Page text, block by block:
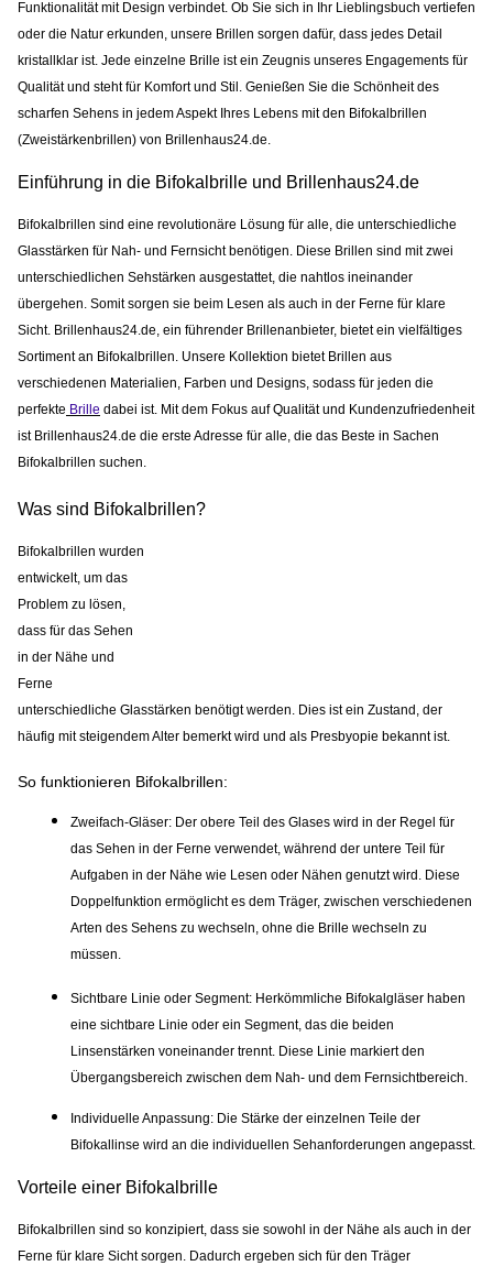
Funktionalität mit Design verbindet. Ob Sie sich in Ihr Lieblingsbuch vertiefen
oder die Natur erkunden, unsere Brillen sorgen dafür, dass jedes Detail
kristallklar ist. Jede einzelne Brille ist ein Zeugnis unseres Engagements für
Qualität und steht für Komfort und Stil. Genießen Sie die Schönheit des
scharfen Sehens in jedem Aspekt Ihres Lebens mit den Bifokalbrillen
(Zweistärkenbrillen) von Brillenhaus24.de.
Einführung in die Bifokalbrille und Brillenhaus24.de
Bifokalbrillen sind eine revolutionäre Lösung für alle, die unterschiedliche
Glasstärken für Nah- und Fernsicht benötigen. Diese Brillen sind mit zwei
unterschiedlichen Sehstärken ausgestattet, die nahtlos ineinander
übergehen. Somit sorgen sie beim Lesen als auch in der Ferne für klare
Sicht. Brillenhaus24.de, ein führender Brillenanbieter, bietet ein vielfältiges
Sortiment an Bifokalbrillen. Unsere Kollektion bietet Brillen aus
verschiedenen Materialien, Farben und Designs, sodass für jeden die
perfekte Brille dabei ist. Mit dem Fokus auf Qualität und Kundenzufriedenheit
ist Brillenhaus24.de die erste Adresse für alle, die das Beste in Sachen
Bifokalbrillen suchen.
Was sind Bifokalbrillen?
Bifokalbrillen wurden
entwickelt, um das
Problem zu lösen,
dass für das Sehen
in der Nähe und
Ferne
unterschiedliche Glasstärken benötigt werden. Dies ist ein Zustand, der
häufig mit steigendem Alter bemerkt wird und als Presbyopie bekannt ist.
So funktionieren Bifokalbrillen:
Zweifach-Gläser: Der obere Teil des Glases wird in der Regel für
das Sehen in der Ferne verwendet, während der untere Teil für
Aufgaben in der Nähe wie Lesen oder Nähen genutzt wird. Diese
Doppelfunktion ermöglicht es dem Träger, zwischen verschiedenen
Arten des Sehens zu wechseln, ohne die Brille wechseln zu
müssen.
Sichtbare Linie oder Segment: Herkömmliche Bifokalgläser haben
eine sichtbare Linie oder ein Segment, das die beiden
Linsenstärken voneinander trennt. Diese Linie markiert den
Übergangsbereich zwischen dem Nah- und dem Fernsichtbereich.
Individuelle Anpassung: Die Stärke der einzelnen Teile der
Bifokallinse wird an die individuellen Sehanforderungen angepasst.
Vorteile einer Bifokalbrille
Bifokalbrillen sind so konzipiert, dass sie sowohl in der Nähe als auch in der
Ferne für klare Sicht sorgen. Dadurch ergeben sich für den Träger